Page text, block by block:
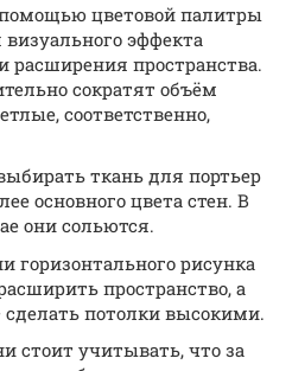
помощью цветовой палитры
эффекта
пространства.
сократят объём
соответственно,
ткань для портьер
основного цвета стен. В
они сольются.
горизонтального рисунка
пространство, а
сделать потолки высокими.
стоит учитывать, что за